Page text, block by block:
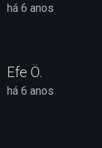
há 6 anos
Efe Ö.
há 6 anos